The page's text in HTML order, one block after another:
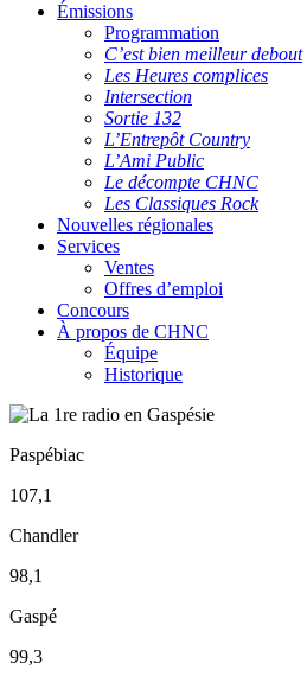
Émissions
Programmation
C’est bien meilleur debout
Les Heures complices
Intersection
Sortie 132
L’Entrepôt Country
L’Ami Public
Le décompte CHNC
Les Classiques Rock
Nouvelles régionales
Services
Ventes
Offres d’emploi
Concours
À propos de CHNC
Équipe
Historique
Paspébiac
107,1
Chandler
98,1
Gaspé
99,3